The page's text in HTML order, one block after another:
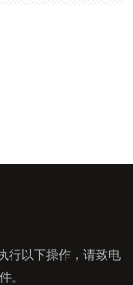
行以下操作，请致电
。